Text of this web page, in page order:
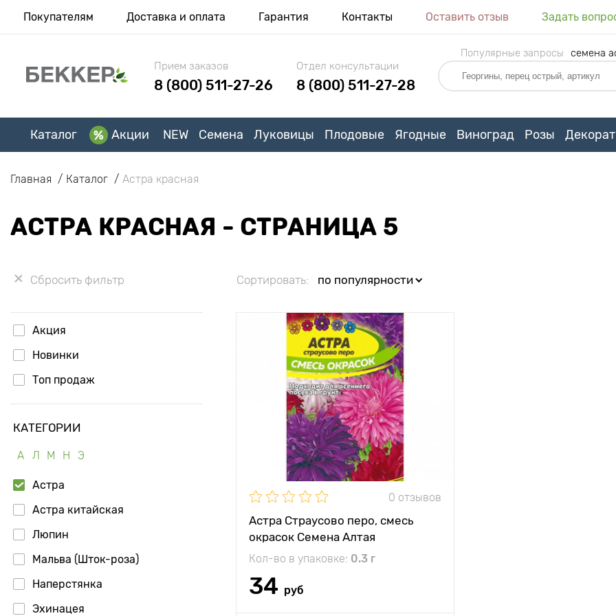
Покупателям Доставка и оплата Гарантия Контакты Оставить отзыв Задать
Прием заказов
8 (800) 511-27-26
Отдел консультации
8 (800) 511-27-28
Популярные запросы семена
Каталог Акции NEW Семена Луковицы Плодовые Ягодные Виноград Розы
Главная Каталог Астра красная
АСТРА КРАСНАЯ - СТРАНИЦА 5
Сбросить фильтр
Акция
Новинки
Топ продаж
КАТЕГОРИИ
А Л М Н Э
Астра
Астра китайская
Люпин
Мальва (Шток-роза)
Наперстянка
Эхинацея
Сортировать: по популярности
0 отзывов
Астра Страусово перо, смесь
окрасок Семена Алтая
Кол-во в упаковке: 0.3 г
34 руб
Высота растения 50 - 70 см
Растояние между
растениями
30 х 40 см
Местоположение солнечное место
Морозостойкость однолетник
Применение
используется для
получения срезки и
оформления участка
множеством
махровых, изящных
соцветий приятных